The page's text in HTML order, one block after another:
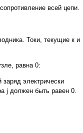
всей цепи.
Токи, текущие к и
равна 0:
электрически
j должен быть равен 0.